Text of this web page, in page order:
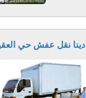
دينا نقل عفش حي العقيق